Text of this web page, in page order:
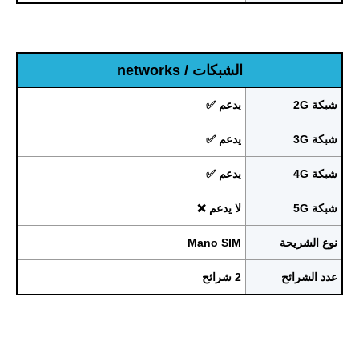
الشبكات / networks
شبكة 2G يدعم ✅
شبكة 3G يدعم ✅
شبكة 4G يدعم ✅
شبكة 5G لا يدعم ❌
نوع الشريحة Mano SIM
عدد الشرائح 2 شرائح